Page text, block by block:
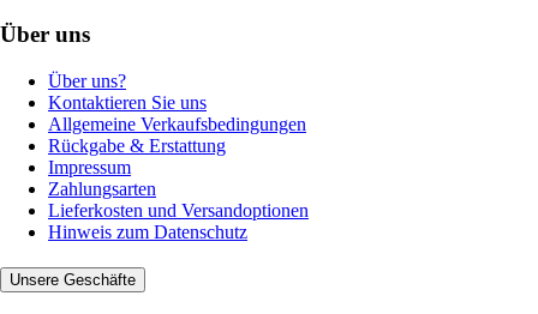
Über uns
Über uns?
Kontaktieren Sie uns
Allgemeine Verkaufsbedingungen
Rückgabe & Erstattung
Impressum
Zahlungsarten
Lieferkosten und Versandoptionen
Hinweis zum Datenschutz
Unsere Geschäfte